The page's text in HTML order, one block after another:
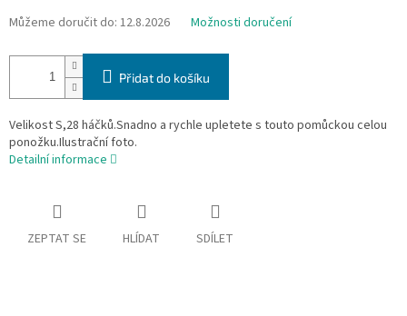
Můžeme doručit do: 12.8.2026 Možnosti doručení
Přidat do košíku
Velikost S,28 háčků.Snadno a rychle upletete s touto pomůckou celou
ponožku.Ilustrační foto.
Detailní informace
ZEPTAT SE HLÍDAT SDÍLET